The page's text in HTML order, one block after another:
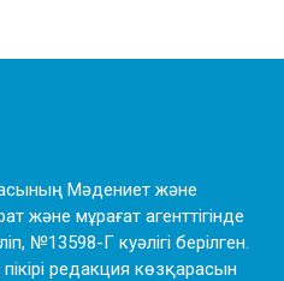
Мәдениет және
және мұрағат агенттігінде
№13598-Г куәлігі берілген.
редакция көзқарасын